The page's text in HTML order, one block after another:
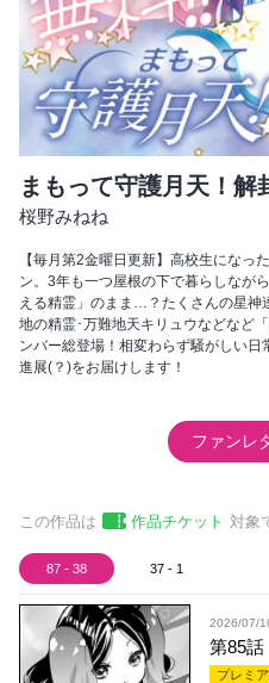
まもって守護月天！解
桜野みねね
【毎月第2金曜日更新】高校生になっ
ン。3年も一つ屋根の下で暮らしなが
える精霊」のまま…？たくさんの星神
地の精霊･万難地天キリュウなどなど
ンバー総登場！相変わらず騒がしい
進展(？)をお届けします！
ファンレ
この作品は 作品チケット 対象
87 - 38 37 - 1
2026/07/
第85話
プレミ